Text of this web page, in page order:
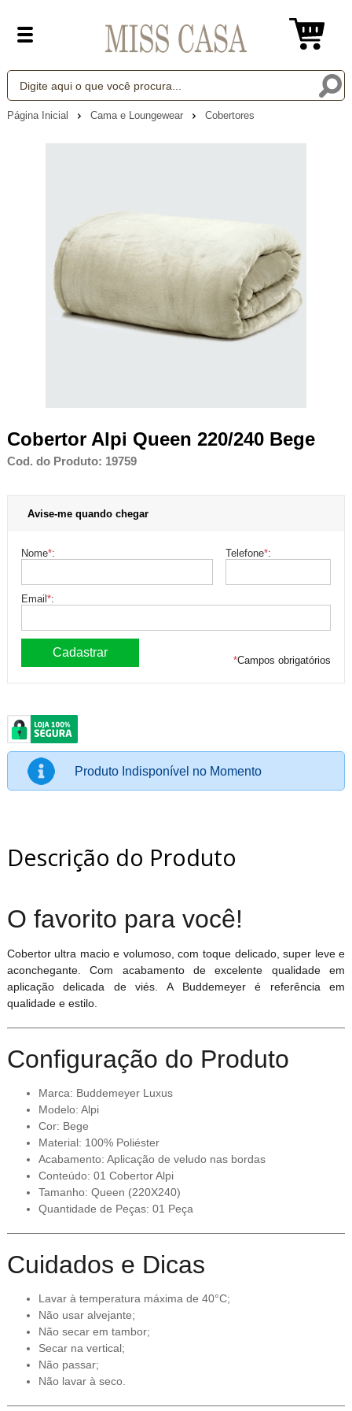
Página Inicial Cama e Loungewear Cobertores
Cobertor Alpi Queen 220/240 Bege
Cod. do Produto: 19759
Avise-me quando chegar
Nome*: Telefone*:
Email*:
*Campos obrigatórios
Produto Indisponível no Momento
Descrição do Produto
O favorito para você!
Cobertor ultra macio e volumoso, com toque delicado, super leve e
aconchegante. Com acabamento de excelente qualidade em
aplicação delicada de viés. A Buddemeyer é referência em
qualidade e estilo.
Configuração do Produto
Marca: Buddemeyer Luxus
Modelo: Alpi
Cor: Bege
Material: 100% Poliéster
Acabamento: Aplicação de veludo nas bordas
Conteúdo: 01 Cobertor Alpi
Tamanho: Queen (220X240)
Quantidade de Peças: 01 Peça
Cuidados e Dicas
Lavar à temperatura máxima de 40°C;
Não usar alvejante;
Não secar em tambor;
Secar na vertical;
Não passar;
Não lavar à seco.